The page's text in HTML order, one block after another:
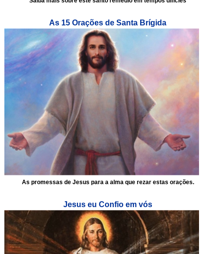
As 15 Orações de Santa Brígida
As promessas de Jesus para a alma que rezar estas orações.
Jesus eu Confio em vós